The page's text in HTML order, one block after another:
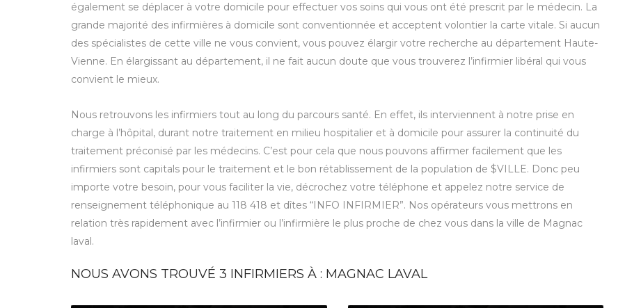
également se déplacer à votre domicile pour effectuer vos soins qui vous ont été prescrit par le médecin. La
grande majorité des infirmières à domicile sont conventionnée et acceptent volontier la carte vitale. Si aucun
des spécialistes de cette ville ne vous convient, vous pouvez élargir votre recherche au département Haute-
Vienne. En élargissant au département, il ne fait aucun doute que vous trouverez l’infirmier libéral qui vous
convient le mieux.
Nous retrouvons les infirmiers tout au long du parcours santé. En effet, ils interviennent à notre prise en
charge à l’hôpital, durant notre traitement en milieu hospitalier et à domicile pour assurer la continuité du
traitement préconisé par les médecins. C’est pour cela que nous pouvons affirmer facilement que les
infirmiers sont capitals pour le traitement et le bon rétablissement de la population de $VILLE. Donc peu
importe votre besoin, pour vous faciliter la vie, décrochez votre téléphone et appelez notre service de
renseignement téléphonique au 118 418 et dîtes “INFO INFIRMIER”. Nos opérateurs vous mettrons en
relation très rapidement avec l’infirmier ou l’infirmière le plus proche de chez vous dans la ville de Magnac
laval.
NOUS AVONS TROUVÉ 3 INFIRMIERS À : MAGNAC LAVAL